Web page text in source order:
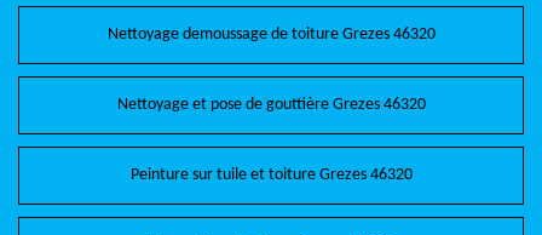
Nettoyage demoussage de toiture Grezes 46320
Nettoyage et pose de gouttière Grezes 46320
Peinture sur tuile et toiture Grezes 46320